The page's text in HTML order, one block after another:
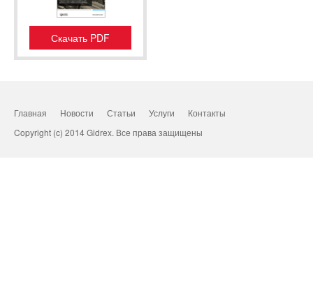
Скачать PDF
Главная Новости Статьи Услуги
Контакты
Copyright (c) 2014 Gidrex. Все права защищены